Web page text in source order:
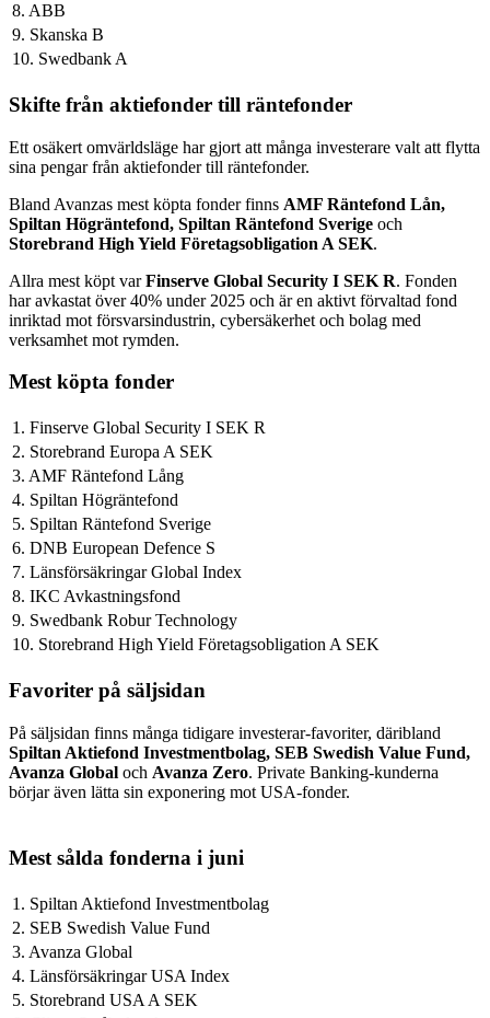
8. ABB
9. Skanska B
10. Swedbank A
Skifte från aktiefonder till räntefonder
Ett osäkert omvärldsläge har gjort att många investerare valt att flytta
sina pengar från aktiefonder till räntefonder.
Bland Avanzas mest köpta fonder finns AMF Räntefond Lån,
Spiltan Högräntefond, Spiltan Räntefond Sverige och
Storebrand High Yield Företagsobligation A SEK.
Allra mest köpt varFinserve Global Security I SEK R. Fonden
har avkastat över 40% under 2025 och är en aktivt förvaltad fond
inriktad mot försvarsindustrin, cybersäkerhet och bolag med
verksamhet mot rymden.
Mest köpta fonder
1. Finserve Global Security I SEK R
2. Storebrand Europa A SEK
3. AMF Räntefond Lång
4. Spiltan Högräntefond
5. Spiltan Räntefond Sverige
6. DNB European Defence S
7. Länsförsäkringar Global Index
8. IKC Avkastningsfond
9. Swedbank Robur Technology
10. Storebrand High Yield Företagsobligation A SEK
Favoriter på säljsidan
På säljsidan finns många tidigare investerar-favoriter, däribland
Spiltan Aktiefond Investmentbolag, SEB Swedish Value Fund,
Avanza Global och Avanza Zero. Private Banking-kunderna
börjar även lätta sin exponering mot USA-fonder.
Mest sålda fonderna i juni
1. Spiltan Aktiefond Investmentbolag
2. SEB Swedish Value Fund
3. Avanza Global
4. Länsförsäkringar USA Index
5. Storebrand USA A SEK